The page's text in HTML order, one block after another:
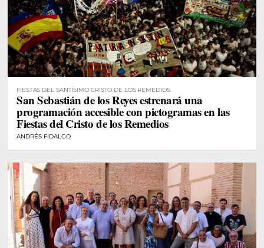
FIESTAS DEL SANTÍSIMO CRISTO DE LOS REMEDIOS
San Sebastián de los Reyes estrenará una
programación accesible con pictogramas en las
Fiestas del Cristo de los Remedios
ANDRÉS FIDALGO